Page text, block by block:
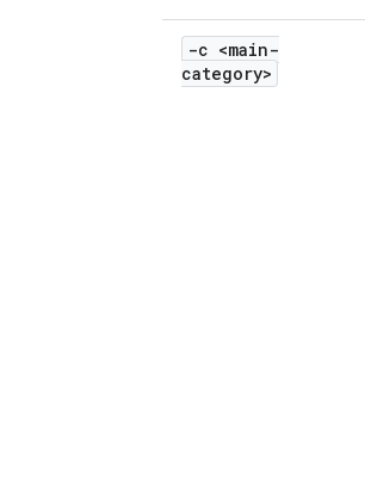
-c <main-
category>